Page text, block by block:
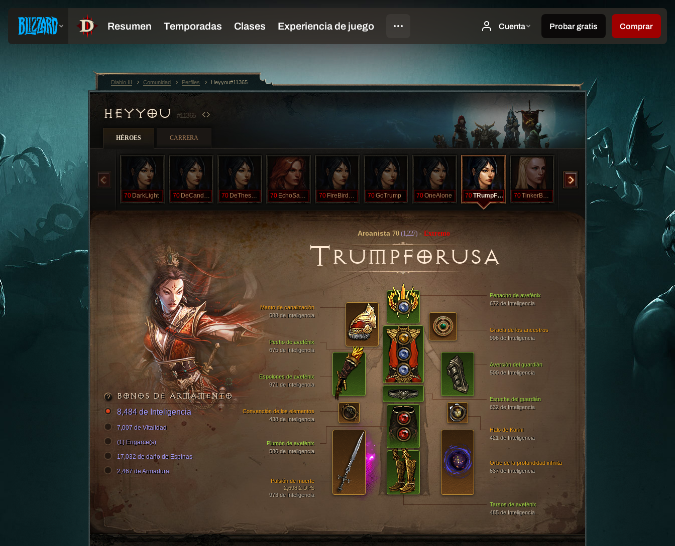
HEYYOU #11365
HÉROES CARRERA
70 DarkLight 70 DeCandleLass 70 DeThessels 70 EchoSackett 70 FireBirdLass 70GoTrump 70OneAlone 70 TRumpForUSA 70 TinkerBelle
Arcanista 70 (1,227) - Extremo
TRUMPFORUSA
Penacho de avefénix
672 de Inteligencia
Pecho de avefénix
675 de Inteligencia
Tarsos de avefénix
485 de Inteligencia
Espolones de avefénix
971 de Inteligencia
Manto de canalización
588 de Inteligencia
Plumón de avefénix
586 de Inteligencia
Aversión del guardián
500 de Inteligencia
Pulsión de muerte
2,698.2 DPS
973 de Inteligencia
Orbe de la profundidad infinita
637 de Inteligencia
Estuche del guardián
632 de Inteligencia
Halo de Karini
421 de Inteligencia
Convención de los elementos
438 de Inteligencia
Gracia de los ancestros
906 de Inteligencia
BONOS DE ARMAMENTO
8,484 de Inteligencia
7,007 de Vitalidad
(1) Engarce(s)
17,032 de daño de Espinas
2,467 de Armadura
Diablo III Comunidad Perfiles Heyyou#11365